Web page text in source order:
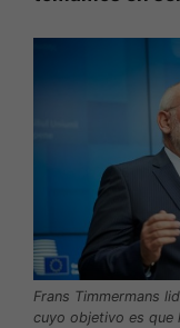
Frans Timmermans
cuyo objetivo es que